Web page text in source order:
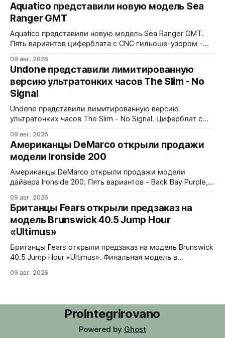
Aquatico представили новую модель Sea
Ranger GMT
Aquatico представили новую модель Sea Ranger GMT.
Пять вариантов циферблата с CNC гильоше-узором -
экземпляров каждого варианта. Заводная коронка
расположена на 4 часах. Водозащита 300 метров.
Сапфировое стекло с AR-покрытием, FKM-ремешок, 7
слоев Swiss Super-LumiNova на циферблате,
09 авг. 2026
Undone представили лимитированную
версию ультратонких часов The Slim - No
Signal
Undone представили лимитированную версию
ультратонких часов The Slim - No Signal. Циферблат с
белые помехи, зигзаги, спирали и геометрические
фигуры. Бирюзовый треугольник UNDONE на 12 часах.
Корпус из нержавеющей стали 316L, интегрированный
браслет. Водозащита 30 метров. 37x4,9x43 мм. Ronda
1062 кварц
09 авг. 2026
Американцы DeMarco открыли продажи
модели Ironside 200
Американцы DeMarco открыли продажи модели
дайвера Ironside 200. Пять вариантов - Back Bay Purple,
Blue. Корпус из стали 316L, керамическая вставка
безеля на 120 кликов, сапфировое стекло с обеих
сторон. Водозащита 200 метров, винтовая головка.
Люм Swiss Luminova BGW9. В комплекте стальной
jubilee-
09 авг. 2026
Британцы Fears открыли предзаказ на
модель Brunswick 40.5 Jump Hour
«Ultimus»
Британцы Fears открыли предзаказ на модель Brunswick
40.5 Jump Hour «Ultimus». Финальная модель в
с Andrew Morgan. Прыгающий час реализован на модуле
люминесцентным часовым диском: внешний - сапфир с
09 авг. 2026
ProIntegrirovano
Powered by Ghost